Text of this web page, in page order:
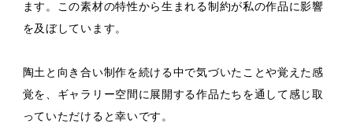
ます。この素材の特性から生まれる制約が私の作品に影響
を及ぼしています。
陶土と向き合い制作を続ける中で気づいたことや覚えた感
覚を、ギャラリー空間に展開する作品たちを通して感じ取
っていただけると幸いです。